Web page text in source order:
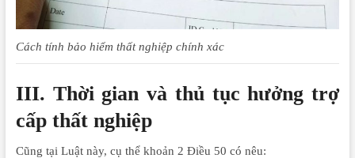
Cách tính bảo hiểm thất nghiệp chính xác
III. Thời gian và thủ tục hưởng trợ
cấp thất nghiệp
Cũng tại Luật này, cụ thể khoản 2 Điều 50 có nêu: